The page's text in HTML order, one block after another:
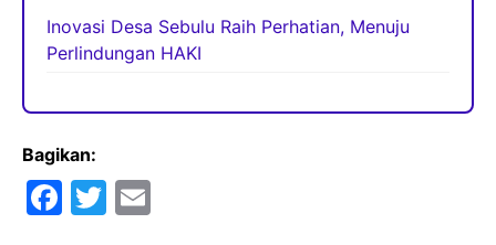
Inovasi Desa Sebulu Raih Perhatian, Menuju
Perlindungan HAKI
Bagikan:
F
T